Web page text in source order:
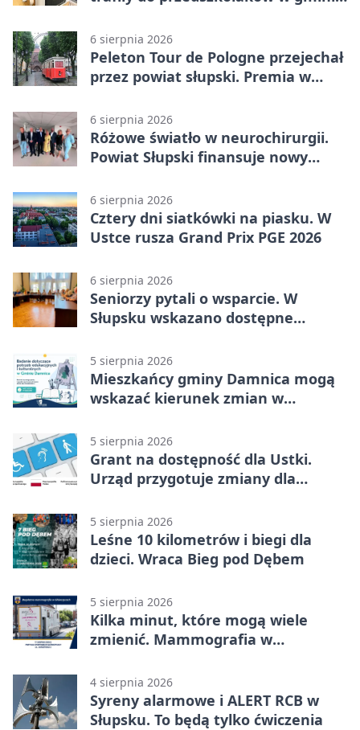
6 sierpnia 2026
Peleton Tour de Pologne przejechał
przez powiat słupski. Premia w
6 sierpnia 2026
Różowe światło w neurochirurgii.
Powiat Słupski finansuje nowy
6 sierpnia 2026
Cztery dni siatkówki na piasku. W
Ustce rusza Grand Prix PGE 2026
6 sierpnia 2026
Seniorzy pytali o wsparcie. W
Słupsku wskazano dostępne
5 sierpnia 2026
Mieszkańcy gminy Damnica mogą
wskazać kierunek zmian w
5 sierpnia 2026
Grant na dostępność dla Ustki.
Urząd przygotuje zmiany dla
5 sierpnia 2026
Leśne 10 kilometrów i biegi dla
dzieci. Wraca Bieg pod Dębem
5 sierpnia 2026
Kilka minut, które mogą wiele
zmienić. Mammografia w
4 sierpnia 2026
Syreny alarmowe i ALERT RCB w
Słupsku. To będą tylko ćwiczenia